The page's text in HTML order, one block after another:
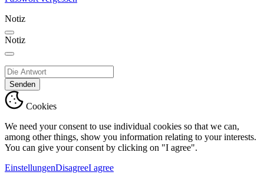
Notiz
Notiz
Senden
Cookies
We need your consent to use individual cookies so that we can,
among other things, show you information relating to your interests.
You can give your consent by clicking on "I agree".
EinstellungenDisagreeI agree